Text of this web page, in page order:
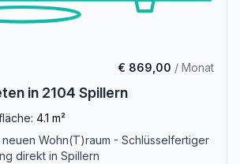
€ 869,00 / Monat
in 2104 Spillern
4.1 m²
neuen Wohn(T)raum - Schlüsselfertiger
direkt in Spillern